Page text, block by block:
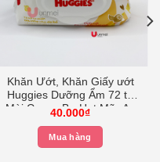
Khăn Ướt, Khăn Giấy ướt
Huggies Dưỡng Ẩm 72 tờ
Mùi Cacao Bơ Hạt Mỡ, An
Sinh
40.000₫
Mua hàng